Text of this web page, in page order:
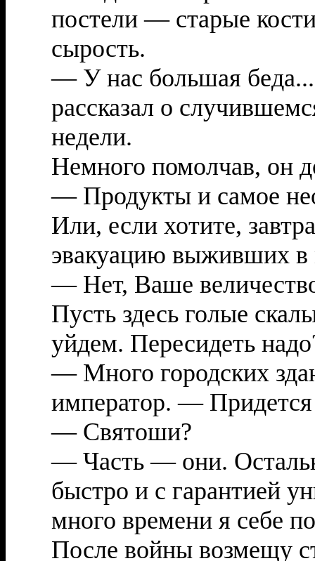
постели — старые
сырость.
— У нас большая
рассказал о
недели.
Немного помолчав, он
— Продукты и самое
Или, если хотите,
эвакуацию выживших
— Нет, Ваше
Пусть здесь голые
уйдем. Пересидеть
— Много городских
император. — Придется
— Святоши?
— Часть — они.
быстро и с гарантией
много времени я себе
После войны возмещу